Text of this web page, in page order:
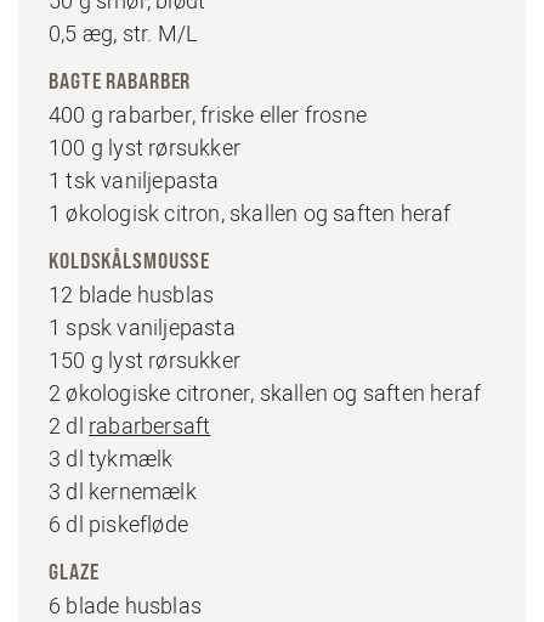
0,5 æg, str. M/L
BAGTE RABARBER
400 g rabarber, friske eller frosne
100 g lyst rørsukker
1 tsk vaniljepasta
1 økologisk citron, skallen og saften heraf
KOLDSKÅLSMOUSSE
12 blade husblas
1 spsk vaniljepasta
150 g lyst rørsukker
2 økologiske citroner, skallen og saften heraf
2 dl rabarbersaft
3 dl tykmælk
3 dl kernemælk
6 dl piskefløde
GLAZE
6 blade husblas